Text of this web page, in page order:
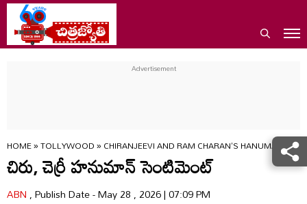
HOME»TOLLYWOOD»CHIRANJEEVI AND RAM CHARAN'S HANUMAN
చిరు, చెర్రీ హనుమాన్ సెంటిమెంట్
ABN, Publish Date - May 28 , 2026 | 07:09 PM